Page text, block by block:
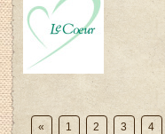
« 1 2 3 4